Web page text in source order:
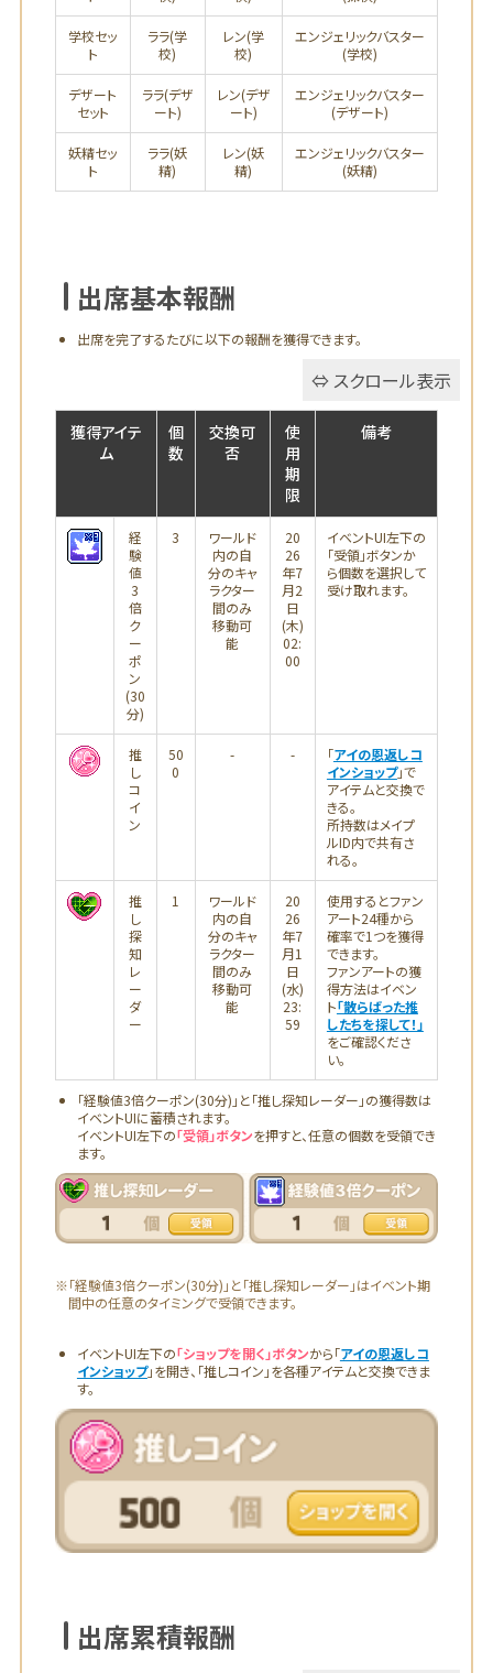
学校セッ
ト
ララ(学
校)
レン(学
校)
エンジェリックバスター
(学校)
デザート
セット
ララ(デザ
ート)
レン(デザ
ート)
エンジェリックバスター
(デザート)
妖精セッ
ト
ララ(妖
精)
レン(妖
精)
エンジェリックバスター
(妖精)
出席基本報酬
出席を完了するたびに以下の報酬を獲得できます。
獲得アイテ
ム
個
数
交換可
否
使
用
期
限
備考
経
験
値
3
倍
ク
ー
ポ
ン
(30
分)
3
ワールド
内の自
分のキャ
ラクター
間のみ
移動可
能
20
26
年7
月2
日
(木)
02:
00
イベントUI左下の
「受領」ボタンか
ら個数を選択して
受け取れます。
推
し
コ
イ
ン
50
0
- - 「アイの恩返しコ
インショップ」で
アイテムと交換で
きる。
所持数はメイプ
ルID内で共有さ
れる。
推
し
探
知
レ
ー
ダ
ー
1
ワールド
内の自
分のキャ
ラクター
間のみ
移動可
能
20
26
年7
月1
日
(水)
23:
59
使用するとファン
アート24種から
確率で1つを獲得
できます。
ファンアートの獲
得方法はイベン
ト「散らばった推
したちを探して！」
をご確認くださ
い。
「経験値3倍クーポン(30分)」と「推し探知レーダー」の獲得数は
イベントUIに蓄積されます。
イベントUI左下の「受領」ボタンを押すと、任意の個数を受領でき
ます。
※「経験値3倍クーポン(30分)」と「推し探知レーダー」はイベント期
間中の任意のタイミングで受領できます。
イベントUI左下の「ショップを開く」ボタンから「アイの恩返しコ
インショップ」を開き、「推しコイン」を各種アイテムと交換できま
す。
出席累積報酬